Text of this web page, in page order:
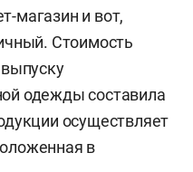
магазин и вот,
Стоимость
одежды составила
осуществляет
в